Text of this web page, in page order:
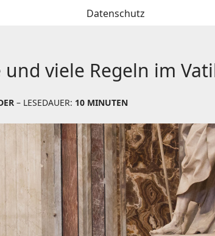
Datenschutz
viele Regeln im
– LESEDAUER: 10 MINUTEN